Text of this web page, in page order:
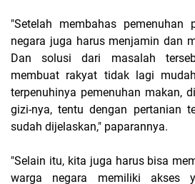
"Setelah membahas pemenuhan
negara juga harus menjamin dan
Dan solusi dari masalah
membuat rakyat tidak lagi
terpenuhinya pemenuhan makan,
gizi-nya, tentu dengan pertanian
sudah dijelaskan," paparannya.
"Selain itu, kita juga harus bisa
warga negara memiliki akses